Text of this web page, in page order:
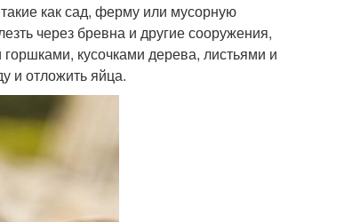
как сад, ферму или мусорную
через бревна и другие сооружения,
кусочками дерева, листьями и
и отложить яйца.